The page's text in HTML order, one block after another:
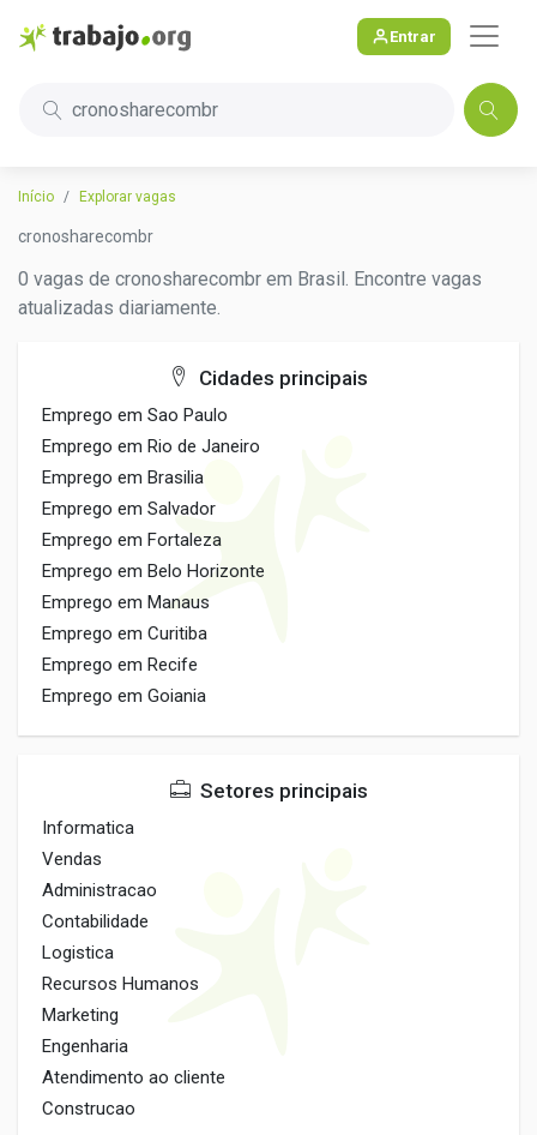
Entrar
cronosharecombr
Início Explorar vagas
cronosharecombr
0 vagas de cronosharecombr em Brasil. Encontre vagas
atualizadas diariamente.
Cidades principais
Emprego em Sao Paulo
Emprego em Rio de Janeiro
Emprego em Brasilia
Emprego em Salvador
Emprego em Fortaleza
Emprego em Belo Horizonte
Emprego em Manaus
Emprego em Curitiba
Emprego em Recife
Emprego em Goiania
Setores principais
Informatica
Vendas
Administracao
Contabilidade
Logistica
Recursos Humanos
Marketing
Engenharia
Atendimento ao cliente
Construcao